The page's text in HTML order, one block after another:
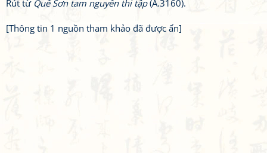
Rút từ Quế Sơn tam nguyên thi tập(A.3160).
[Thông tin 1 nguồn tham khảo đã được ẩn]